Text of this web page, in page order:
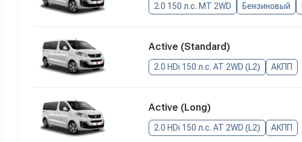
2.0 150 л.с. МТ 2WD Бензиновый
Active (Standard)
2.0 HDi 150 л.с. AT 2WD (L2) АКПП
Active (Long)
2.0 HDi 150 л.с. AT 2WD (L2) АКПП